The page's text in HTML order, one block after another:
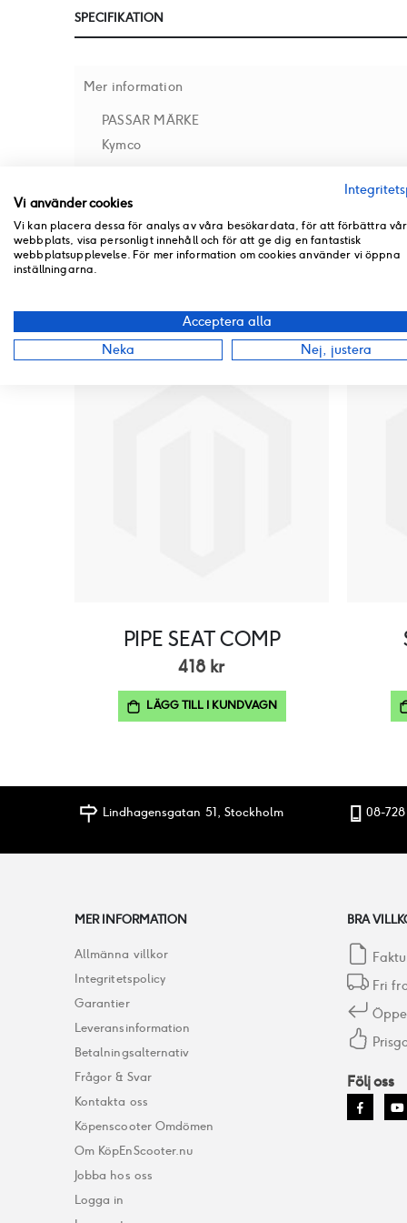
bildgalleriet
SPECIFIKATION
Mer information
PASSAR MÄRKE
Kymco
RECENSIONER
BUTIKSLAGER
ANDRA PRODUKTER FRÅN SAMMA KATEGORI
PIPE SEAT COMP
418 kr
LÄGG TILL I KUNDVAGN
Lindhagensgatan 51, Stockholm 08-
MER INFORMATION
Allmänna villkor
Integritetspolicy
Garantier
Leveransinformation
Betalningsalternativ
Frågor & Svar
Kontakta oss
Köpenscooter Omdömen
Om KöpEnScooter.nu
Jobba hos oss
Logga in
BRA
Fri
Följ oss
Vi använder cookies
Vi kan placera dessa för analys av våra besökardata, för att förbättra vår
webbplats, visa personligt innehåll och för att ge dig en fantastisk
webbplatsupplevelse. För mer information om cookies använder vi öppna
inställningarna.
Acceptera alla
Neka
Nej, justera